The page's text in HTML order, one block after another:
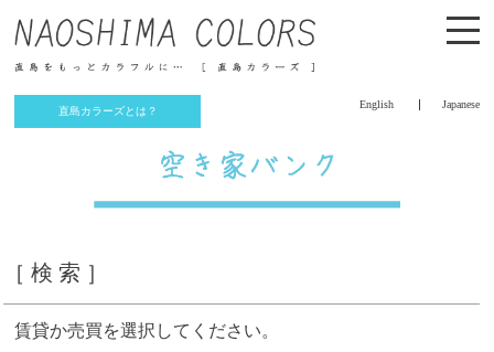
直島カラーズとは？
English Japanese
［ 検 索 ］
賃貸か売買を選択してください。